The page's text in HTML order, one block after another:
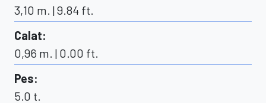
3,10 m. | 9.84 ft.
Calat:
0,96 m. | 0.00 ft.
Pes:
5.0 t.